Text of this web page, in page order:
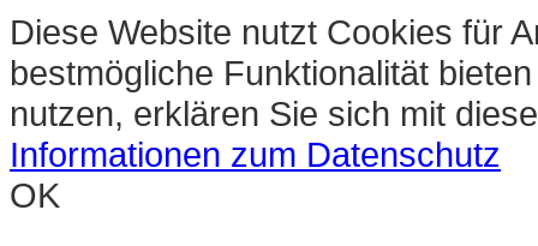
Diese Website nutzt Cookies für
bestmögliche Funktionalität
nutzen, erklären Sie sich mit
Informationen zum Datenschutz
OK